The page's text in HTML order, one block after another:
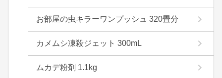
お部屋の虫キラーワンプッシュ 320畳分
カメムシ凍殺ジェット 300mL
ムカデ粉剤 1.1kg